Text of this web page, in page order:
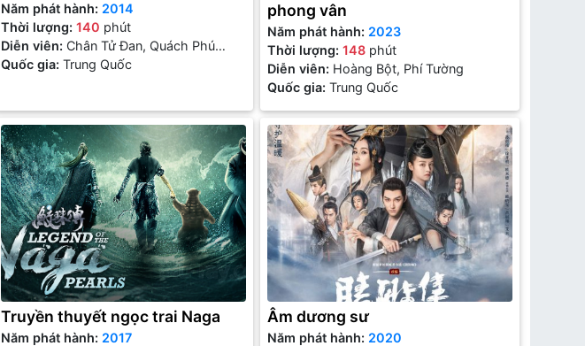
Năm phát hành: 2014
Thời lượng: 140 phút
Diễn viên: Chân Tử Đan, Quách Phú
Thành, Châu Nhuận Phát, Hà Nhuận
Quốc gia: Trung Quốc
phong vân
Năm phát hành: 2023
Thời lượng: 148 phút
Diễn viên: Hoàng Bột, Phí Tường
Quốc gia: Trung Quốc
Truyền thuyết ngọc trai Naga
Năm phát hành: 2017
Âm dương sư
Năm phát hành: 2020